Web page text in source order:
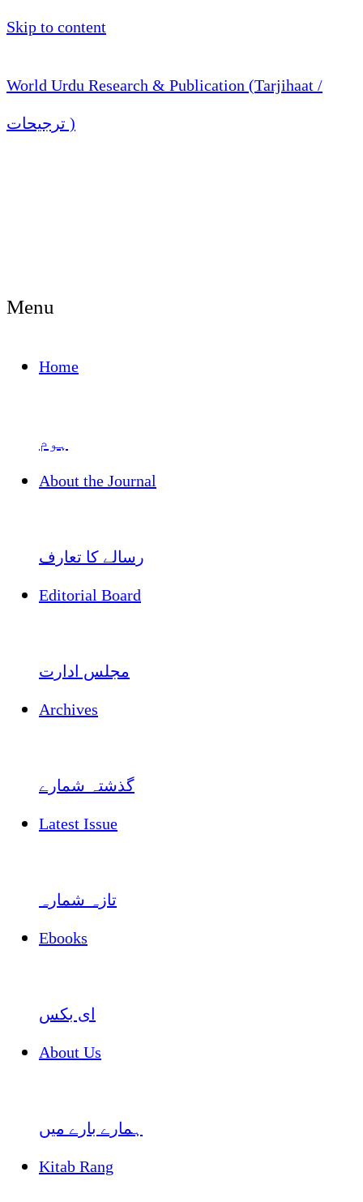
Skip to content
World Urdu Research & Publication (Tarjihaat /
ترجیحات )
Menu
Home
ہوم
About the Journal
رسالے کا تعارف
Editorial Board
مجلس ادارت
Archives
گذشتہ شمارے
Latest Issue
تازہ شمارہ
Ebooks
ای بکس
About Us
ہمارے بارے میں
Kitab Rang